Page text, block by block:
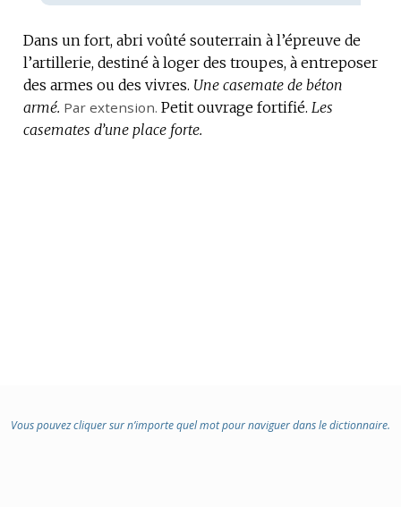
Dans un fort, abri voûté souterrain à l’épreuve de
l’artillerie, destiné à loger des troupes, à entreposer
des armes ou des vivres. Une casemate de béton
armé. Par extension. Petit ouvrage fortifié. Les
casemates d’une place forte.
Vous pouvez cliquer sur n’importe quel mot pour naviguer dans le dictionnaire.